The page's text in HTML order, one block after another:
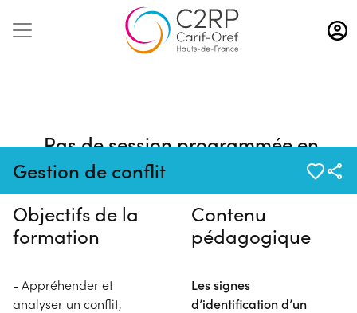
Aller
au
contenu
Gestion de conflit
Pas de session programmée en
ce moment
Objectifs de la
formation
- Appréhender et
analyser un conflit,
Contenu
pédagogique
Les signes
d’identification d’un